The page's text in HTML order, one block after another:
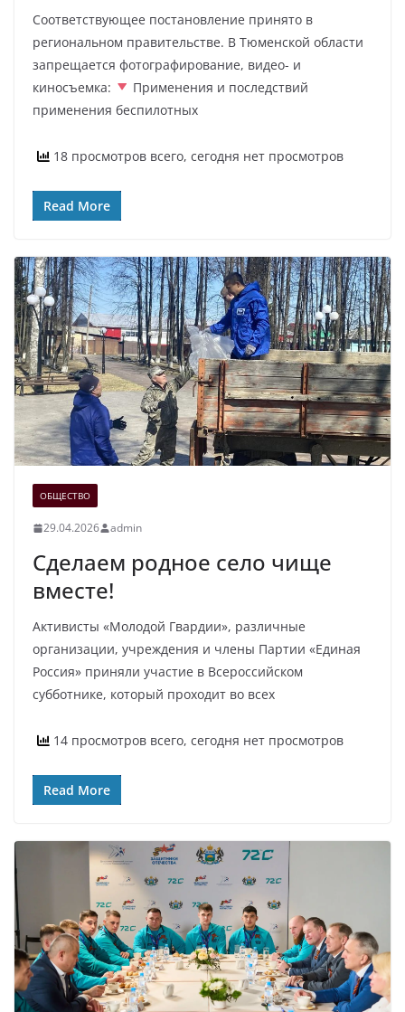
Соответствующее постановление принято в
региональном правительстве. В Тюменской области
запрещается фотографирование, видео- и
киносъемка:
Применения и последствий
применения беспилотных
18 просмотров всего, сегодня нет просмотров
Read More
ОБЩЕСТВО
29.04.2026 admin
Сделаем родное село чище
вместе!
Активисты «Молодой Гвардии», различные
организации, учреждения и члены Партии «Единая
Россия» приняли участие в Всероссийском
субботнике, который проходит во всех
14 просмотров всего, сегодня нет просмотров
Read More